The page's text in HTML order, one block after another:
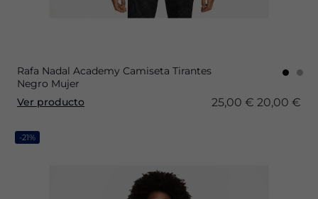
Rafa Nadal Academy Camiseta Tirantes
Negro Mujer
Ver producto
25,00 € 20,00 €
-21%